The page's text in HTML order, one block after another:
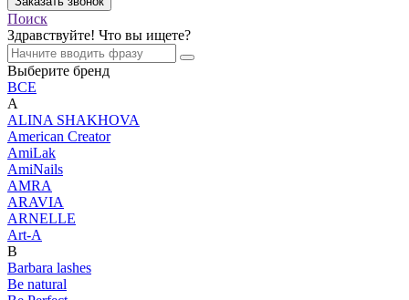
Поиск
Здравствуйте! Что вы ищете?
Выберите бренд
ВСЕ
A
ALINA SHAKHOVA
American Creator
AmiLak
AmiNails
AMRA
ARAVIA
ARNELLE
Art-A
B
Barbara lashes
Be natural